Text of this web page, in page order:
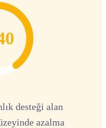
desteği alan
azalma